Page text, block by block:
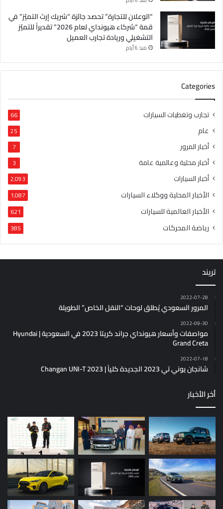
“الوعلان للتجارة” تحصد جائزة “شريك إرث التميّز” في
قمة “شركاء هيونداي لعام 2026” تقديراً للتميّز
التشغيلي وريادة تجارب العميل
منذ 6 أيام
Categories
تجارب وتغطيات السيارات 66
عام 25
أخبار المرور 7
أخبار محلية وعالمية عامة 3
أخبار السيارات 2٬093
الأخبار المحلية ووكلاء السيارات 1٬087
الأخبار العالمية للسيارات 621
رياضة المحركات 385
تريند
2022-07-28
المرور السعودي يُطلق لوحات “النقل الخاص” الطويلة
2022-09-30
مواصفات وأسعار هيونداي جراند كريتا 2023 في السعودية | Hyundai
Grand Creta
2022-07-18
شانجان يوني تي 2023 الجديدة كلياً | Changan UNI-T 2023
أخر الأخبار